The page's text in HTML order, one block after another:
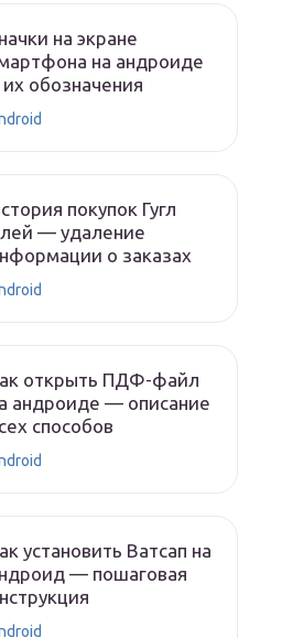
на экране
на андроиде
их обозначения
покупок Гугл
— удаление
о заказах
открыть ПДФ-файл
андроиде — описание
способов
установить Ватсап на
— пошаговая